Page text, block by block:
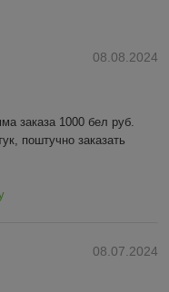
08.08.2024
заказа 1000 бел руб.
поштучно заказать
08.07.2024